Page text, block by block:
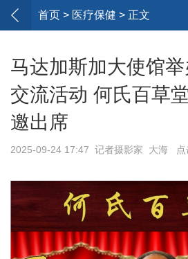
首页 > 医疗保健 > 正文
马达加斯加大使馆
交流活动 何氏百草
邀出席
2025-09-24 17:47 记者摄影家 大海 点